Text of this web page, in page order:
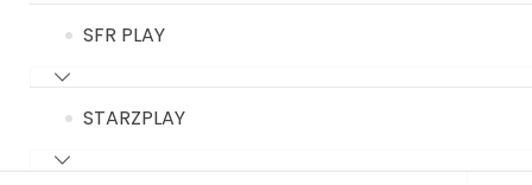
SFR PLAY
STARZPLAY